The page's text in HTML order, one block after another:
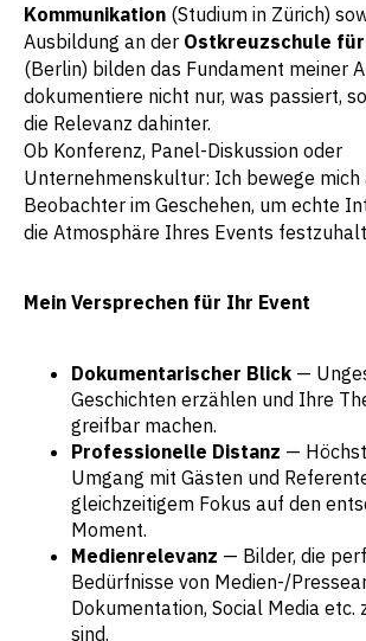
Kommunikation (Studium in Zürich)
Ausbildung an der Ostkreuzschule
(Berlin) bilden das Fundament meiner
dokumentiere nicht nur, was passiert,
die Relevanz dahinter.
Ob Konferenz, Panel-Diskussion oder
Unternehmenskultur: Ich bewege
Beobachter im Geschehen, um echte
die Atmosphäre Ihres Events
Mein Versprechen für Ihr Event
Dokumentarischer Blick —
Geschichten erzählen und Ihre
greifbar machen.
Professionelle Distanz —
Umgang mit Gästen und
gleichzeitigem Fokus auf den
Moment.
Medienrelevanz — Bilder, die
Bedürfnisse von Medien-/
Dokumentation, Social Media etc.
sind.